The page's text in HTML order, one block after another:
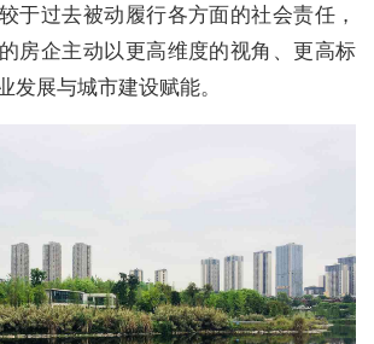
于过去被动履行各方面的社会责任，
房企主动以更高维度的视角、更高标
发展与城市建设赋能。